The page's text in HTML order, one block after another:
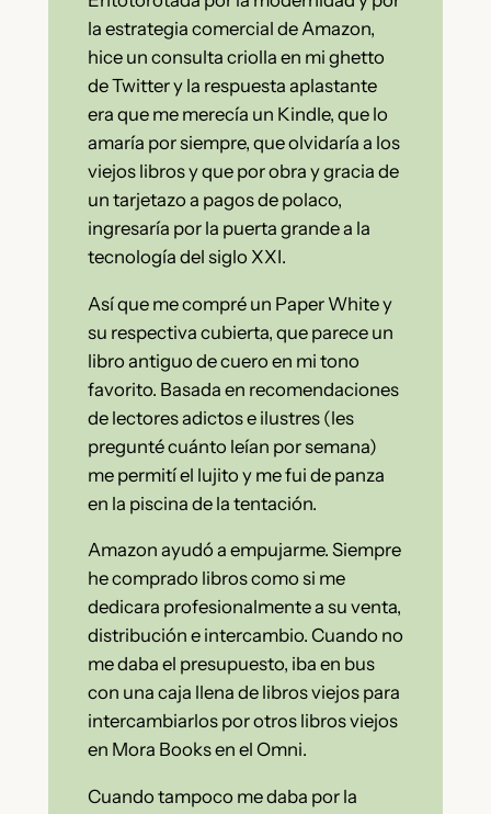
la estrategia comercial de Amazon,
hice un consulta criolla en mi ghetto
de Twitter y la respuesta aplastante
era que me merecía un Kindle, que lo
amaría por siempre, que olvidaría a los
viejos libros y que por obra y gracia de
un tarjetazo a pagos de polaco,
ingresaría por la puerta grande a la
tecnología del siglo XXI.
Así que me compré un Paper White y
su respectiva cubierta, que parece un
libro antiguo de cuero en mi tono
favorito. Basada en recomendaciones
de lectores adictos e ilustres (les
pregunté cuánto leían por semana)
me permití el lujito y me fui de panza
en la piscina de la tentación.
Amazon ayudó a empujarme. Siempre
he comprado libros como si me
dedicara profesionalmente a su venta,
distribución e intercambio. Cuando no
me daba el presupuesto, iba en bus
con una caja llena de libros viejos para
intercambiarlos por otros libros viejos
en Mora Books en el Omni.
Cuando tampoco me daba por la